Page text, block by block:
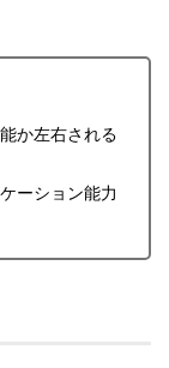
か左右される
ーション能力